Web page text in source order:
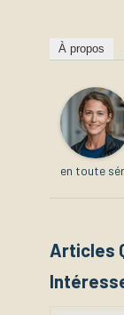
À propos
en toute
Articles